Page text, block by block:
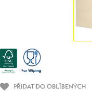
PŘIDAT DO OBLÍBENÝCH